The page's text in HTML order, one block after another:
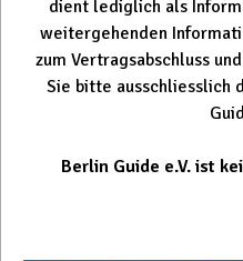
dient lediglich als
weitergehenden
zum Vertragsabschluss
Sie bitte ausschliesslich
Berlin Guide e.V. ist